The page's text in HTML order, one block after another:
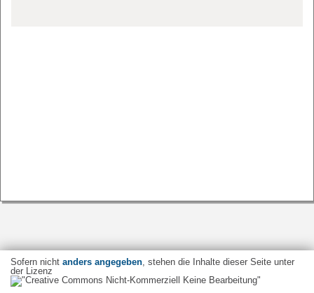
Sofern nicht anders angegeben, stehen die Inhalte dieser Seite unter
der Lizenz